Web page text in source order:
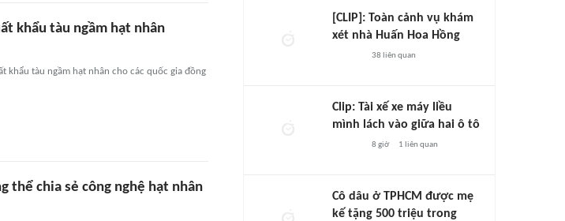
khẩu tàu ngầm hạt nhân
khẩu tàu ngầm hạt nhân cho các quốc gia đồng
chia sẻ công nghệ hạt nhân
[CLIP]: Toàn cảnh vụ khám
xét nhà Huấn Hoa Hồng
38 liên quan
Clip: Tài xế xe máy liều
mình lách vào giữa hai ô tô
8 giờ 1 liên quan
Cô dâu ở TPHCM được mẹ
kế tặng 500 triệu trong